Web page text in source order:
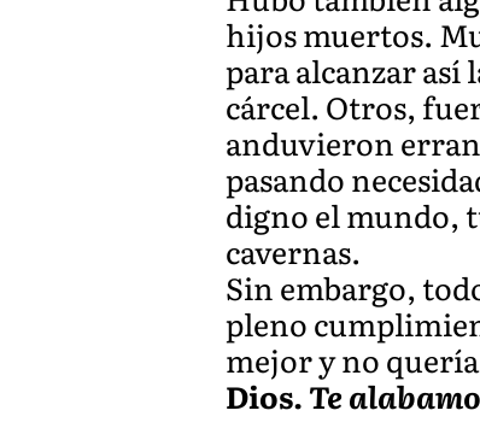
hijos muertos.
para alcanzar así
cárcel. Otros,
anduvieron
pasando
digno el mundo,
cavernas.
Sin embargo,
pleno
mejor y no
Dios.Te